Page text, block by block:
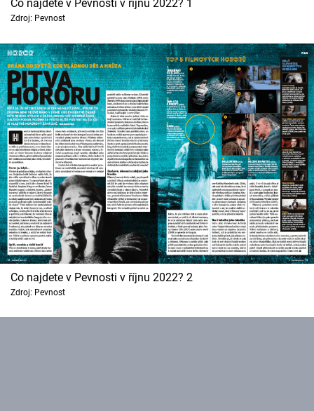
Cool Esport
Pořady
TV Program
Sledujte prima+
Přihlášení
Sledujte nás
Co najdete v Pevnosti v říjnu 2022? 1
Zdroj: Pevnost
Co najdete v Pevnosti v říjnu 2022? 2
Zdroj: Pevnost